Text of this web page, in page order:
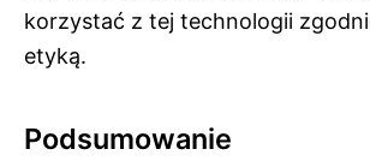
korzystać z tej technologii
etyką.
Podsumowanie